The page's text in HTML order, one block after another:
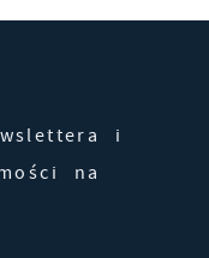
i
na